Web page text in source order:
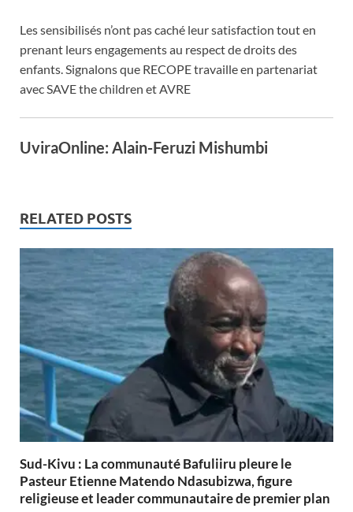
Les sensibilisés n’ont pas caché leur satisfaction tout en
prenant leurs engagements au respect de droits des
enfants. Signalons que RECOPE travaille en partenariat
avec SAVE the children et AVRE
UviraOnline: Alain-Feruzi Mishumbi
RELATED POSTS
Sud-Kivu : La communauté Bafuliiru pleure le
Pasteur Etienne Matendo Ndasubizwa, figure
religieuse et leader communautaire de premier plan